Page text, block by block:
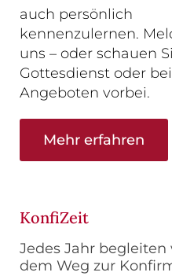
auch persönlich
kennenzulernen.
uns – oder schauen
Gottesdienst oder
Angeboten vorbei.
Mehr erfahren
KonfiZeit
Jedes Jahr
dem Weg zur